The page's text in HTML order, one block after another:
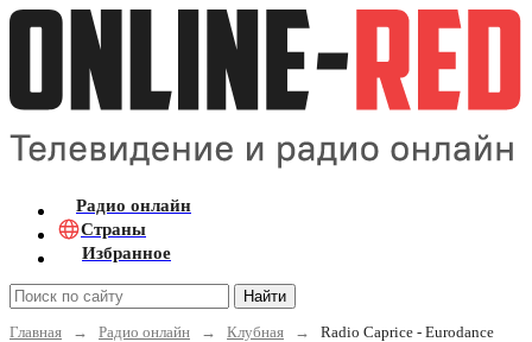
Радио онлайн
Страны
Избранное
Найти
Главная
→ Радио онлайн → Клубная → Radio Caprice - Eurodance